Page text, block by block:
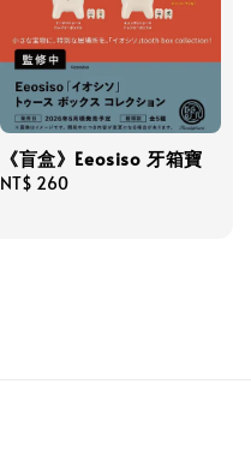
《盲盒》Eeosiso 牙箱寶
Regular
NT$ 260